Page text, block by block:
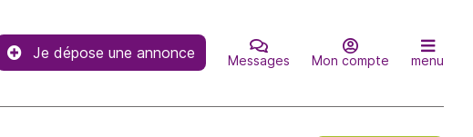
Je dépose une annonce Messages Mon compte menu